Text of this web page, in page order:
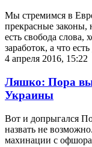
Мы стремимся в
прекрасные законы,
есть свобода
заработок, а что
4 апреля 2016, 15:22
Ляшко: Пора
Украины
Вот и допрыгался
назвать не
махинации с